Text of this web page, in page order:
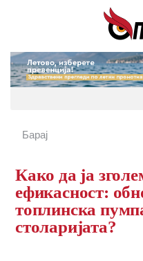
Како да ја
ефикасност:
топлинска
столаријата?